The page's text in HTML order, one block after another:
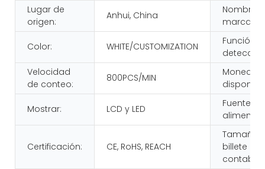
Lugar de
origen:
Anhui, China
Nombre
marca:
Color: WHITE/CUSTOMIZATION
Función
Velocidad
de conteo:
800PCS/MIN
Moneda
Mostrar: LCD y LED
Fuente de
Certificación: CE, RoHS, REACH
Tamaño
billete
contable: